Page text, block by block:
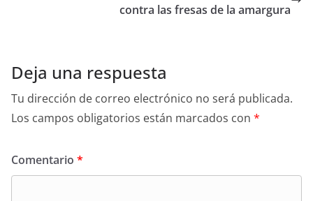
contra las fresas de la amargura
Deja una respuesta
Tu dirección de correo electrónico no será publicada.
Los campos obligatorios están marcados con *
Comentario *